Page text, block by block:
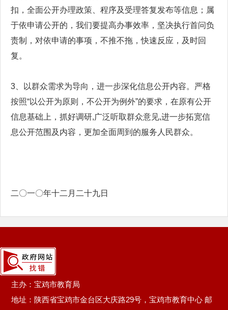
扣，全面公开办理政策、程序及受理答复发布等信息；属
于依申请公开的，我们要提高办事效率，坚决执行首问负
责制，对依申请的事项，不推不拖，快速反应，及时回
复。
3、以群众需求为导向，进一步深化信息公开内容。严格
按照“以公开为原则，不公开为例外”的要求，在原有公开
信息基础上，抓好调研,广泛听取群众意见,进一步拓宽信
息公开范围及内容，更加全面周到的服务人民群众。
二〇一〇年十二月二十九日
主办：宝鸡市教育局
地址：陕西省宝鸡市金台区大庆路29号，宝鸡市教育中心 邮